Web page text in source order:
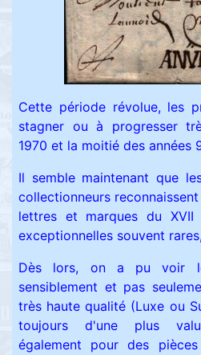
Cette période révolue, les
stagner ou à progresser
1970 et la moitié des années
Il semble maintenant que
collectionneurs
lettres et marques du
exceptionnelles souvent
Dès lors, on a pu voir
sensiblement et pas
très haute qualité (Luxe ou
toujours d'une plus
également pour des